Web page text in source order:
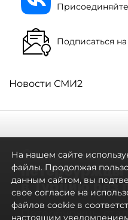
Подписаться
Новости СМИ2
петербуржцы
в Турцию без
Петербуржцы
На нашем сайте
файлы. Продолжая
данным сайтом, вы
свое согласие на
файлов cookie в
настоящим